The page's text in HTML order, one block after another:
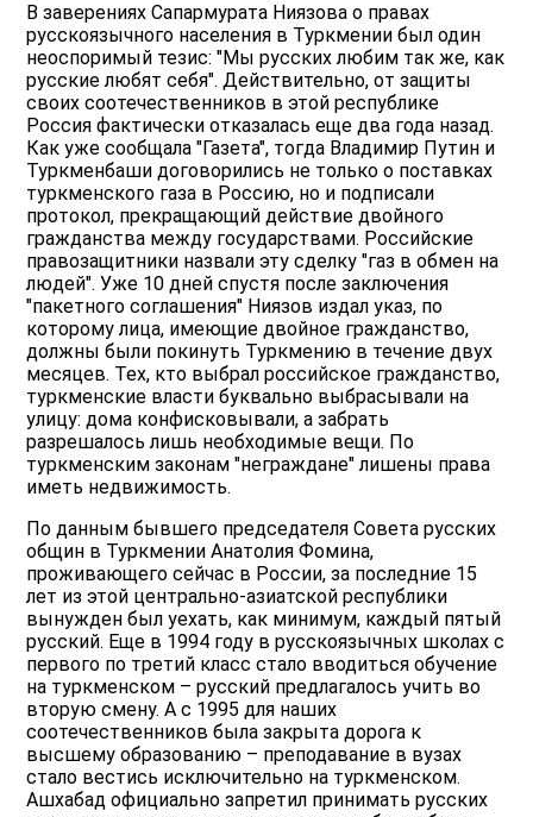
В заверениях Сапармурата Ниязова о правах
русскоязычного населения в Туркмении был один
неоспоримый тезис: "Мы русских любим так же, как
русские любят себя". Действительно, от защиты
своих соотечественников в этой республике
Россия фактически отказалась еще два года назад.
Как уже сообщала "Газета", тогда Владимир Путин и
Туркменбаши договорились не только о поставках
туркменского газа в Россию, но и подписали
протокол, прекращающий действие двойного
гражданства между государствами. Российские
правозащитники назвали эту сделку "газ в обмен на
людей". Уже 10 дней спустя после заключения
"пакетного соглашения" Ниязов издал указ, по
которому лица, имеющие двойное гражданство,
должны были покинуть Туркмению в течение двух
месяцев. Тех, кто выбрал российское гражданство,
туркменские власти буквально выбрасывали на
улицу: дома конфисковывали, а забрать
разрешалось лишь необходимые вещи. По
туркменским законам "неграждане" лишены права
иметь недвижимость.
По данным бывшего председателя Совета русских
общин в Туркмении Анатолия Фомина,
проживающего сейчас в России, за последние 15
лет из этой центрально-азиатской республики
вынужден был уехать, как минимум, каждый пятый
русский. Еще в 1994 году в русскоязычных школах с
первого по третий класс стало вводиться обучение
на туркменском – русский предлагалось учить во
вторую смену. А с 1995 для наших
соотечественников была закрыта дорога к
высшему образованию – преподавание в вузах
стало вестись исключительно на туркменском.
Ашхабад официально запретил принимать русских